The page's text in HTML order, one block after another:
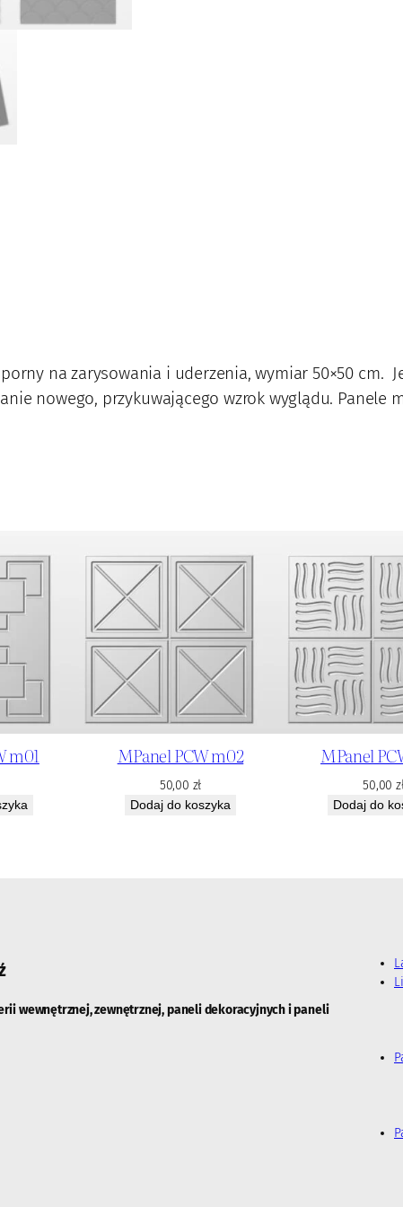
na zarysowania i uderzenia, wymiar 50×50
nowego, przykuwającego wzrok wyglądu. Panele
m01 MPanel PCW m02
50,00 zł
Dodaj do koszyka
MPanel
50,00
Dodaj do
wewnętrznej, zewnętrznej, paneli dekoracyjnych i paneli